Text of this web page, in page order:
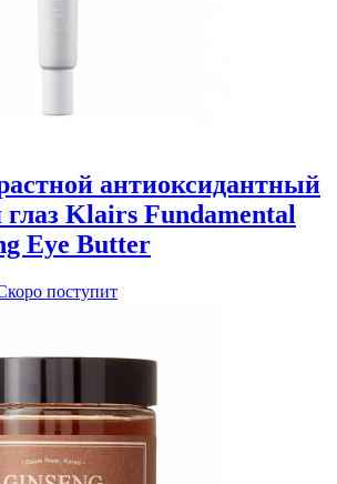
антиоксидантный
глаз Klairs Fundamental
Eye Butter
поступит